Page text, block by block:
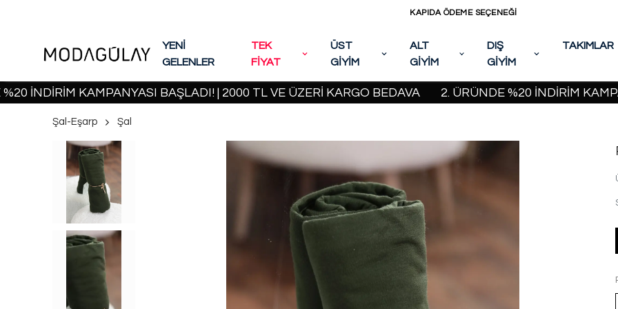
KAPIDA ÖDEME SEÇENEĞİ
YENİ
GELENLER
TEK
FİYAT
ÜST
GİYİM
ALT
GİYİM
DIŞ
GİYİM
TAKIMLAR
KAMPANYASI BAŞLADI! | 2000 TL VE ÜZERİ KARGO BEDAVA 2. ÜRÜNDE %20 İNDİRİM KAMPANYASI
Şal-Eşarp Şal